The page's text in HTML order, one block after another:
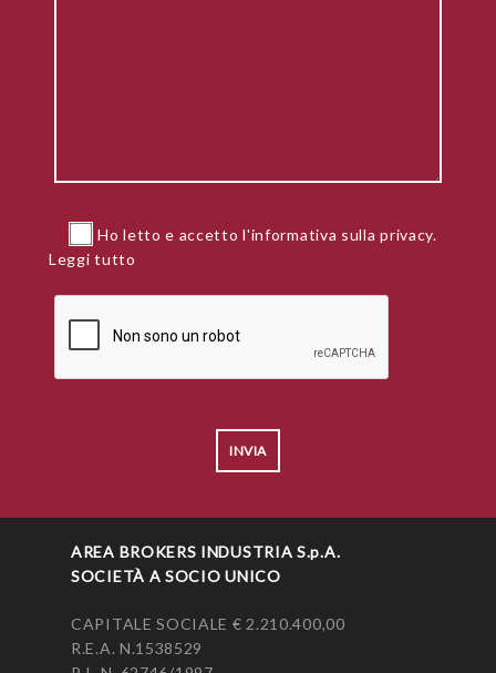
Ho letto e accetto l'informativa sulla privacy.
Leggi tutto
AREA BROKERS INDUSTRIA S.p.A.
SOCIETÀ A SOCIO UNICO
CAPITALE SOCIALE € 2.210.400,00
R.E.A. N.1538529